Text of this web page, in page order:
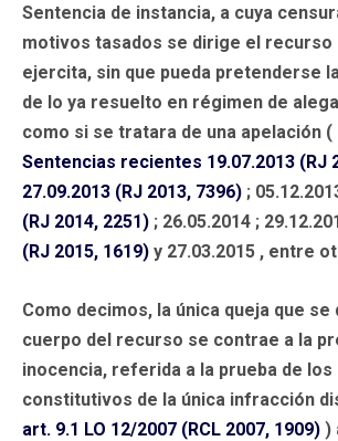
Sentencia de instancia, a cuya
motivos tasados se dirige el recurso
ejercita, sin que pueda pretenderse
de lo ya resuelto en régimen de
como si se tratara de una apelación
Sentencias recientes 19.07.2013 (RJ
27.09.2013 (RJ 2013, 7396) ;
(RJ 2014, 2251) ; 26.05.2014 ;
(RJ 2015, 1619) y 27.03.2015 , entre
Como decimos, la única queja que
cuerpo del recurso se contrae a la
inocencia, referida a la prueba de los
constitutivos de la única infracción
art. 9.1 LO 12/2007 (RCL 2007, 1909) )